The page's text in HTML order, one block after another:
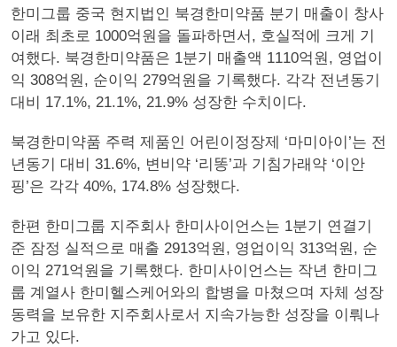
한미그룹 중국 현지법인 북경한미약품 분기 매출이 창사
이래 최초로 1000억원을 돌파하면서, 호실적에 크게 기
여했다. 북경한미약품은 1분기 매출액 1110억원, 영업이
익 308억원, 순이익 279억원을 기록했다. 각각 전년동기
대비 17.1%, 21.1%, 21.9% 성장한 수치이다.
북경한미약품 주력 제품인 어린이정장제 ‘마미아이’는 전
년동기 대비 31.6%, 변비약 ‘리똥’과 기침가래약 ‘이안
핑’은 각각 40%, 174.8% 성장했다.
한편 한미그룹 지주회사 한미사이언스는 1분기 연결기
준 잠정 실적으로 매출 2913억원, 영업이익 313억원, 순
이익 271억원을 기록했다. 한미사이언스는 작년 한미그
룹 계열사 한미헬스케어와의 합병을 마쳤으며 자체 성장
동력을 보유한 지주회사로서 지속가능한 성장을 이뤄나
가고 있다.